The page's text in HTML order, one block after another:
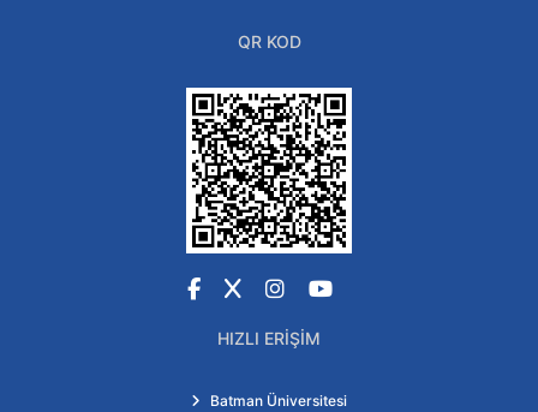
QR KOD
Facebook
X Instagram
YouTube
HIZLI ERIŞIM
Batman Üniversitesi